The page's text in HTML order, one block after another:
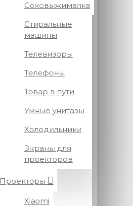
Соковыжималка
Стиральные
машины
Телевизоры
Телефоны
Товар в пути
Умные унитазы
Холодильники
Экраны для
проекторов
Проекторы
Xiaomi